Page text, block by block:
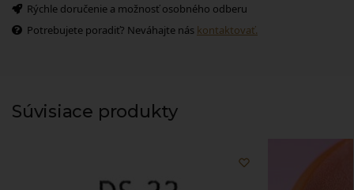
Rýchle doručenie a možnosť osobného odberu
Potrebujete poradiť? Neváhajte nás kontaktovať.
Súvisiace produkty